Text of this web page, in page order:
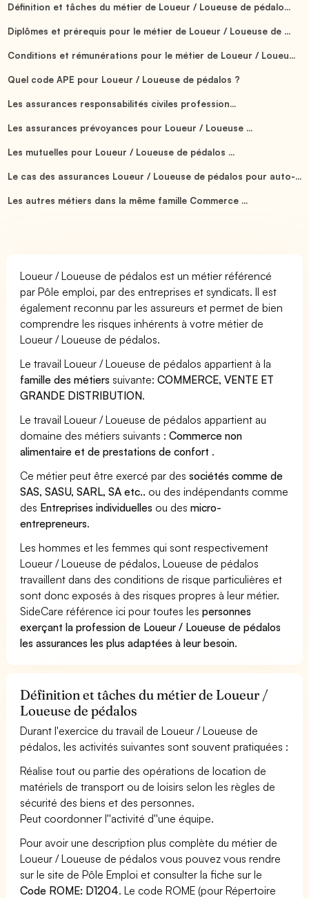
Définition et tâches du métier de Loueur / Loueuse de pédalo...
Diplômes et prérequis pour le métier de Loueur / Loueuse de ...
Conditions et rémunérations pour le métier de Loueur / Loueu...
Quel code APE pour Loueur / Loueuse de pédalos ?
Les assurances responsabilités civiles profession...
Les assurances prévoyances pour Loueur / Loueuse ...
Les mutuelles pour Loueur / Loueuse de pédalos ...
Le cas des assurances Loueur / Loueuse de pédalos pour auto-...
Les autres métiers dans la même famille Commerce ...
Loueur / Loueuse de pédalos est un métier référencé
par Pôle emploi, par des entreprises et syndicats. Il est
également reconnu par les assureurs et permet de bien
comprendre les risques inhérents à votre métier de
Loueur / Loueuse de pédalos.
Le travail Loueur / Loueuse de pédalos appartient à la
famille des métiers suivante:COMMERCE, VENTE ET
GRANDE DISTRIBUTION.
Le travail Loueur / Loueuse de pédalos appartient au
domaine des métiers suivants :Commerce non
alimentaire et de prestations de confort .
Ce métier peut être exercé par dessociétés comme de
SAS, SASU, SARL, SA etc.. ou des indépendants comme
des Entreprises individuelles ou desmicro-
entrepreneurs.
Les hommes et les femmes qui sont respectivement
Loueur / Loueuse de pédalos, Loueuse de pédalos
travaillent dans des conditions de risque particulières et
sont donc exposés à des risques propres à leur métier.
SideCare référence ici pour toutes lespersonnes
exerçant la profession de Loueur / Loueuse de pédalos
les assurances les plus adaptées à leur besoin.
Définition et tâches du métier de Loueur /
Loueuse de pédalos
Durant l'exercice du travail de Loueur / Loueuse de
pédalos, les activités suivantes sont souvent pratiquées :
Réalise tout ou partie des opérations de location de
matériels de transport ou de loisirs selon les règles de
sécurité des biens et des personnes.
Peut coordonner l''activité d''une équipe.
Pour avoir une description plus complète du métier de
Loueur / Loueuse de pédalos vous pouvez vous rendre
sur le site de Pôle Emploi et consulter la fiche sur le
Code ROME: D1204. Le code ROME (pour Répertoire